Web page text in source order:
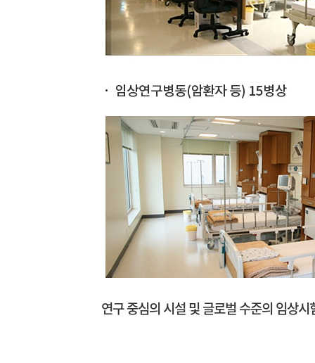
연구 중심의 시설 및 글로벌 수준의 임상